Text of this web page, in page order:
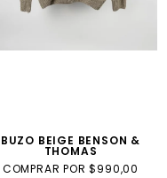
BUZO BEIGE BENSON &
THOMAS
COMPRAR POR $990,00